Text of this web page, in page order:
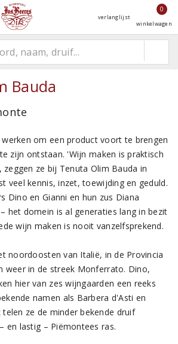
verlanglijst
0
winkelwagen
Bauda
om een product voort te brengen
zijn ontstaan. 'Wijn maken is praktisch
ze bij Tenuta Olim Bauda in
veel kennis, inzet, toewijding en geduld.
Dino en Gianni en hun zus Diana
het domein is al generaties lang in bezit
wijn maken is nooit vanzelfsprekend.
noordoosten van Italië, in de Provincia
weer in de streek Monferrato. Dino,
hier van zes wijngaarden een reeks
namen als Barbera d'Asti en
ze de minder bekende druif
en lastig – Piëmontees ras.